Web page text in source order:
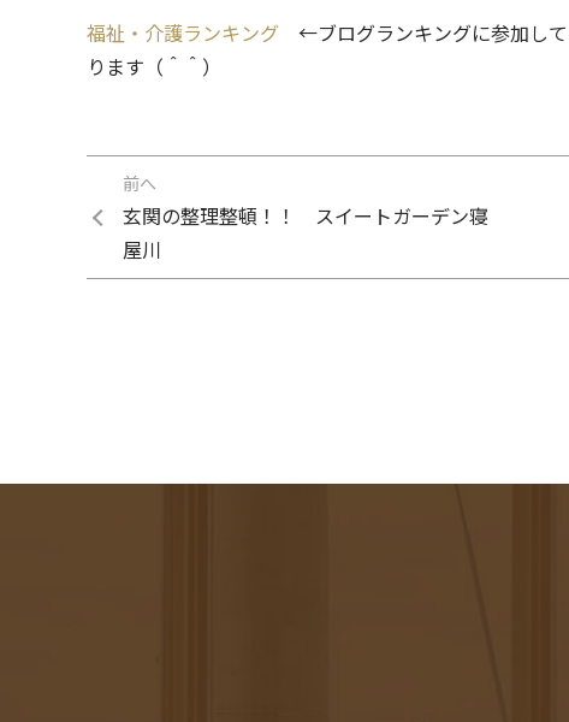
福祉・介護ランキング ←ブログランキングに参加し
ります（＾＾）
前へ
玄関の整理整頓！！ スイートガーデン寝
屋川